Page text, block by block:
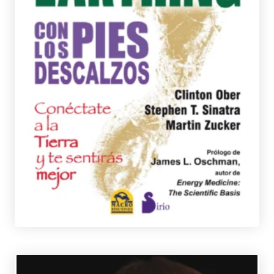
ZUCKER, MARTIN
SINATRA, DR. STEPHEN
OBER, CLINTON
tablet_android
eBook 15,95€